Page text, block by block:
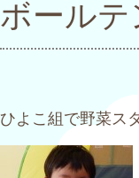
ボールテ
ひよこ組で野菜ス